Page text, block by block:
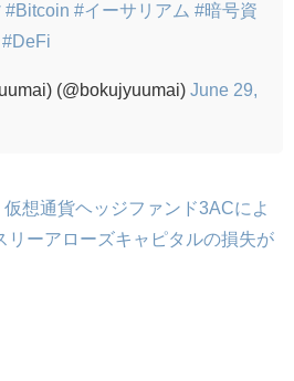
#Bitcoin #イーサリアム #暗号資
#DeFi
(@bokujyuumai) June 29,
仮想通貨ヘッジファンド3ACによ
リーアローズキャピタルの損失が